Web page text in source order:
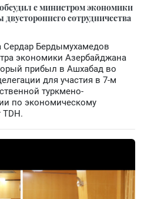
с министром экономики
сотрудничества
Сердар Бердымухамедов
экономики Азербайджана
прибыл в Ашхабад во
для участия в 7-м
туркмено-
по экономическому
TDH.